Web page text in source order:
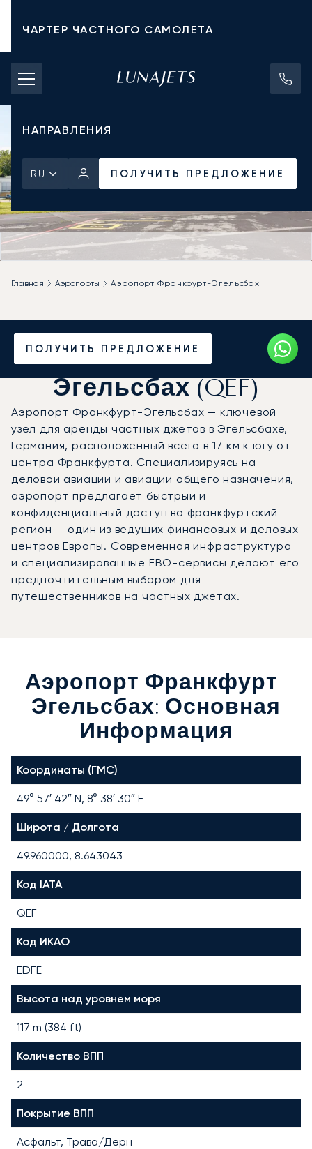
ЧАРТЕР ЧАСТНОГО САМОЛЕТА
СТОИМОСТЬ ЧАРТЕРА
ЧАСТНЫЕ САМОЛЕТЫ
НАПРАВЛЕНИЯ
RU ПОЛУЧИТЬ ПРЕДЛОЖЕНИЕ
ПОЛУЧИТЬ ПРЕДЛОЖЕНИЕ
Главная Аэропорты Аэропорт Франкфурт-Эгельсбах
Частный джет в
аэропорт Франкфурт-
Эгельсбах (QEF)
Аэропорт Франкфурт-Эгельсбах — ключевой
узел для аренды частных джетов в Эгельсбахе,
Германия, расположенный всего в 17 км к югу от
центра Франкфурта. Специализируясь на
деловой авиации и авиации общего назначения,
аэропорт предлагает быстрый и
конфиденциальный доступ во франкфуртский
регион — один из ведущих финансовых и деловых
центров Европы. Современная инфраструктура
и специализированные FBO-сервисы делают его
предпочтительным выбором для
путешественников на частных джетах.
Аэропорт Франкфурт-
Эгельсбах: Основная
Информация
Координаты (ГМС)
49° 57′ 42″ N, 8° 38′ 30″ E
Широта / Долгота
49.960000, 8.643043
Код IATA
QEF
Код ИКАО
EDFE
Высота над уровнем моря
117 m (384 ft)
Количество ВПП
2
Покрытие ВПП
Асфальт, Трава/Дёрн